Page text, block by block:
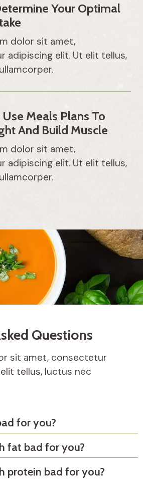
Your Optimal
dolor sit amet,
adipiscing elit. Ut elit tellus,
Meals Plans To
And Build Muscle
dolor sit amet,
adipiscing elit. Ut elit tellus,
Questions
sit amet, consectetur
tellus, luctus nec
for you?
fat bad for you?
protein bad for you?